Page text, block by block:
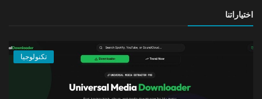
اختياراتنا
تكنولوجيا